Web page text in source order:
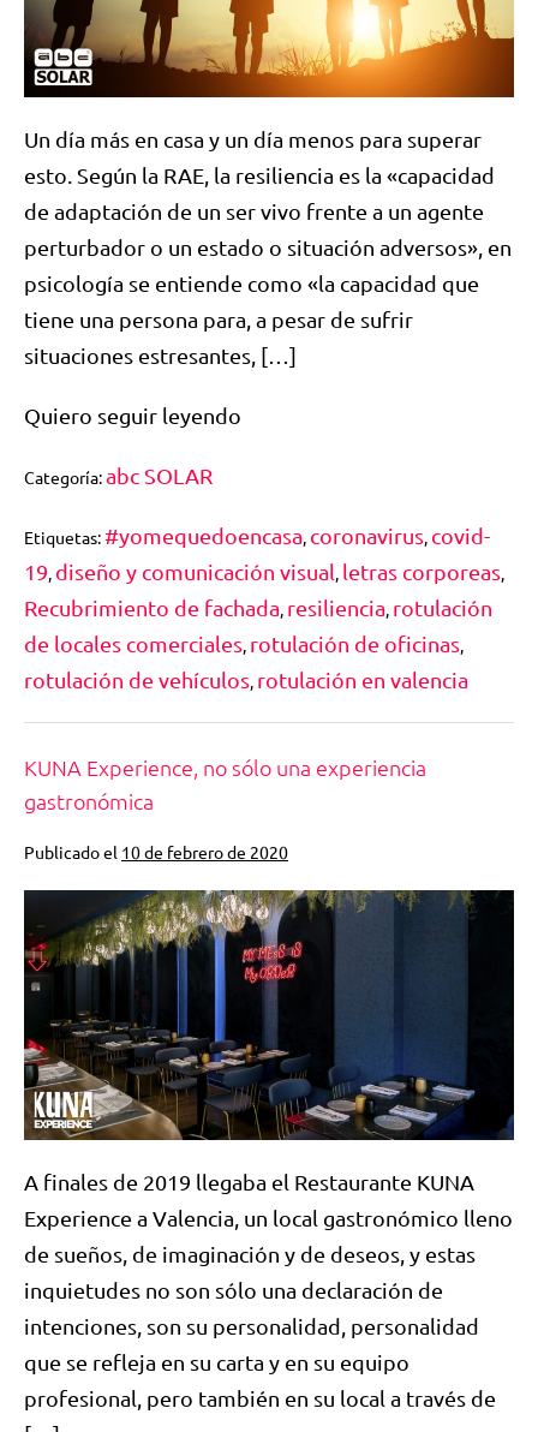
Un día más en casa y un día menos para superar
esto. Según la RAE, la resiliencia es la «capacidad
de adaptación de un ser vivo frente a un agente
perturbador o un estado o situación adversos», en
psicología se entiende como «la capacidad que
tiene una persona para, a pesar de sufrir
situaciones estresantes, […]
Quiero seguir leyendo
Categoría:abc SOLAR
Etiquetas:#yomequedoencasa coronavirus covid-
19 diseño y comunicación visual letras corporeas
Recubrimiento de fachada resiliencia rotulación
de locales comerciales rotulación de oficinas
rotulación de vehículos rotulación en valencia
KUNA Experience, no sólo una experiencia
gastronómica
Publicado el 10 de febrero de 2020
A finales de 2019 llegaba el Restaurante KUNA
Experience a Valencia, un local gastronómico lleno
de sueños, de imaginación y de deseos, y estas
inquietudes no son sólo una declaración de
intenciones, son su personalidad, personalidad
que se refleja en su carta y en su equipo
profesional, pero también en su local a través de